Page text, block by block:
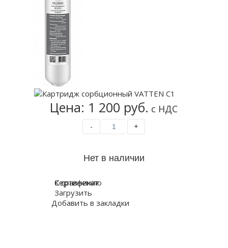
Цена: 1 200 руб. с НДС
- +
К сравнению
Добавить в закладки
Сертификат
Загрузить